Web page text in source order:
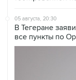
05 августа, 20:30
В Тегеране
все пункты по